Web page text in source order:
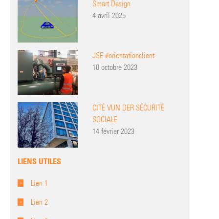
Smart Design
4 avril 2025
JSE #orientationclient
10 octobre 2023
CITÉ VUN DER SÉCURITÉ
SOCIALE
14 février 2023
LIENS UTILES
Lien 1
Lien 2